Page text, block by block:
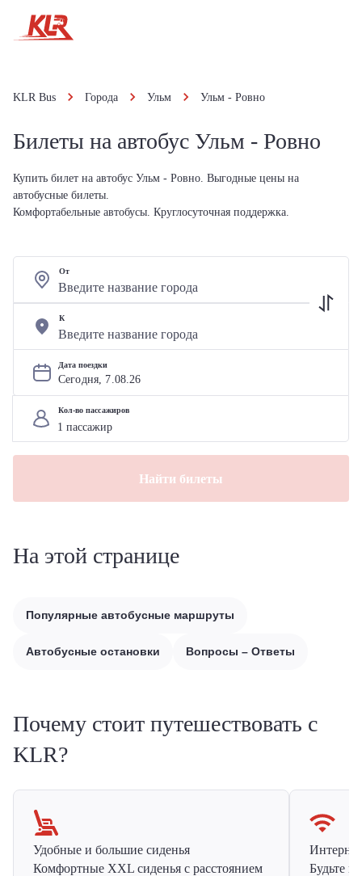
KLR Bus Города Ульм Ульм - Ровно
Билеты на автобус Ульм - Ровно
Купить билет на автобус Ульм - Ровно. Выгодные цены на
автобусные билеты.
Комфортабельные автобусы. Круглосуточная поддержка.
От
К
Дата поездки
Сегодня, 7.08.26
Кол-во пассажиров
Найти билеты
На этой странице
Популярные автобусные маршруты
Автобусные остановки Вопросы – Ответы
Почему стоит путешествовать с
KLR?
Удобные и большие сиденья
Комфортные XXL сиденья с расстоянием
Будьте